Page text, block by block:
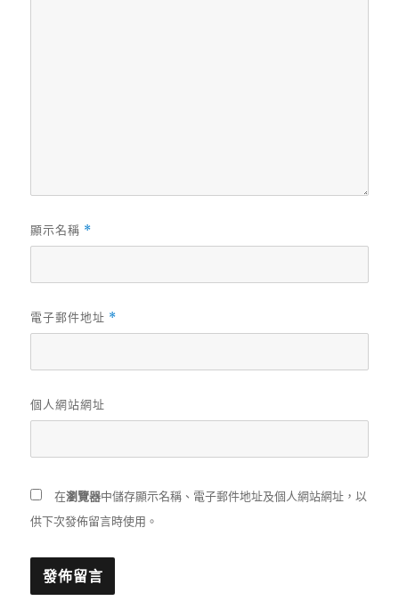
顯示名稱 *
電子郵件地址 *
個人網站網址
在瀏覽器中儲存顯示名稱、電子郵件地址及個人網站網址，以
供下次發佈留言時使用。